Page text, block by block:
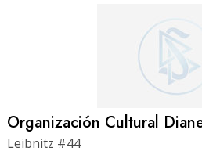
Organización Cultural
Leibnitz #44